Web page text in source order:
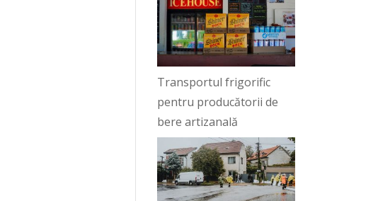
Transportul frigorific
pentru producătorii de
bere artizanală